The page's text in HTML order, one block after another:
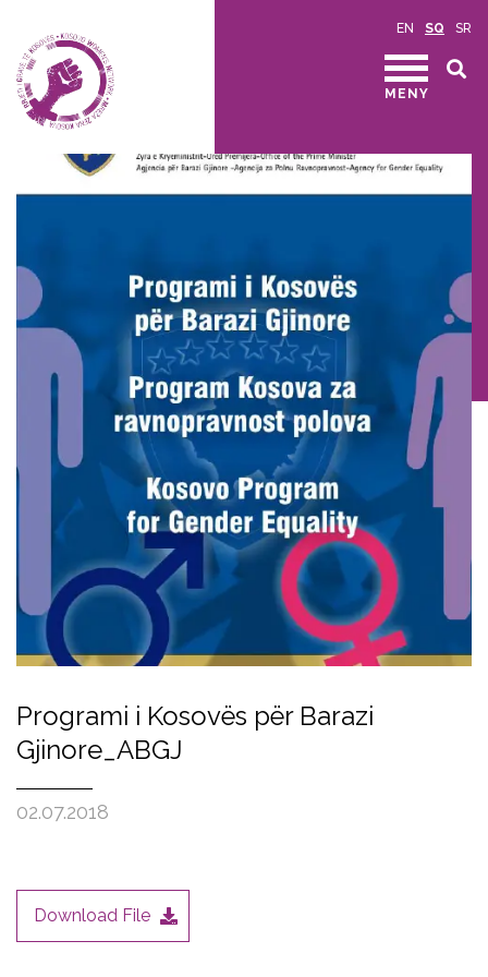
EN SQ SR
MENY
Programi i Kosovës për Barazi
Gjinore_ABGJ
02.07.2018
Download File